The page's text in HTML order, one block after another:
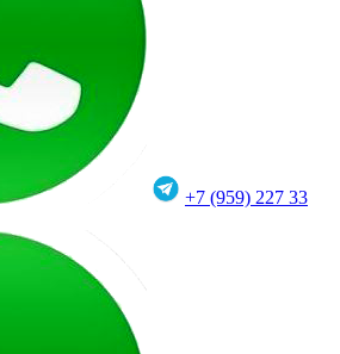
+7 (959) 227 33